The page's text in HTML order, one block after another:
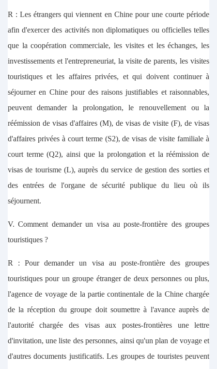
R : Les étrangers qui viennent en Chine pour une courte période
afin d'exercer des activités non diplomatiques ou officielles telles
que la coopération commerciale, les visites et les échanges, les
investissements et l'entrepreneuriat, la visite de parents, les visites
touristiques et les affaires privées, et qui doivent continuer à
séjourner en Chine pour des raisons justifiables et raisonnables,
peuvent demander la prolongation, le renouvellement ou la
réémission de visas d'affaires (M), de visas de visite (F), de visas
d'affaires privées à court terme (S2), de visas de visite familiale à
court terme (Q2), ainsi que la prolongation et la réémission de
visas de tourisme (L), auprès du service de gestion des sorties et
des entrées de l'organe de sécurité publique du lieu où ils
séjournent.
V. Comment demander un visa au poste-frontière des groupes
touristiques ?
R : Pour demander un visa au poste-frontière des groupes
touristiques pour un groupe étranger de deux personnes ou plus,
l'agence de voyage de la partie continentale de la Chine chargée
de la réception du groupe doit soumettre à l'avance auprès de
l'autorité chargée des visas aux postes-frontières une lettre
d'invitation, une liste des personnes, ainsi qu'un plan de voyage et
d'autres documents justificatifs. Les groupes de touristes peuvent